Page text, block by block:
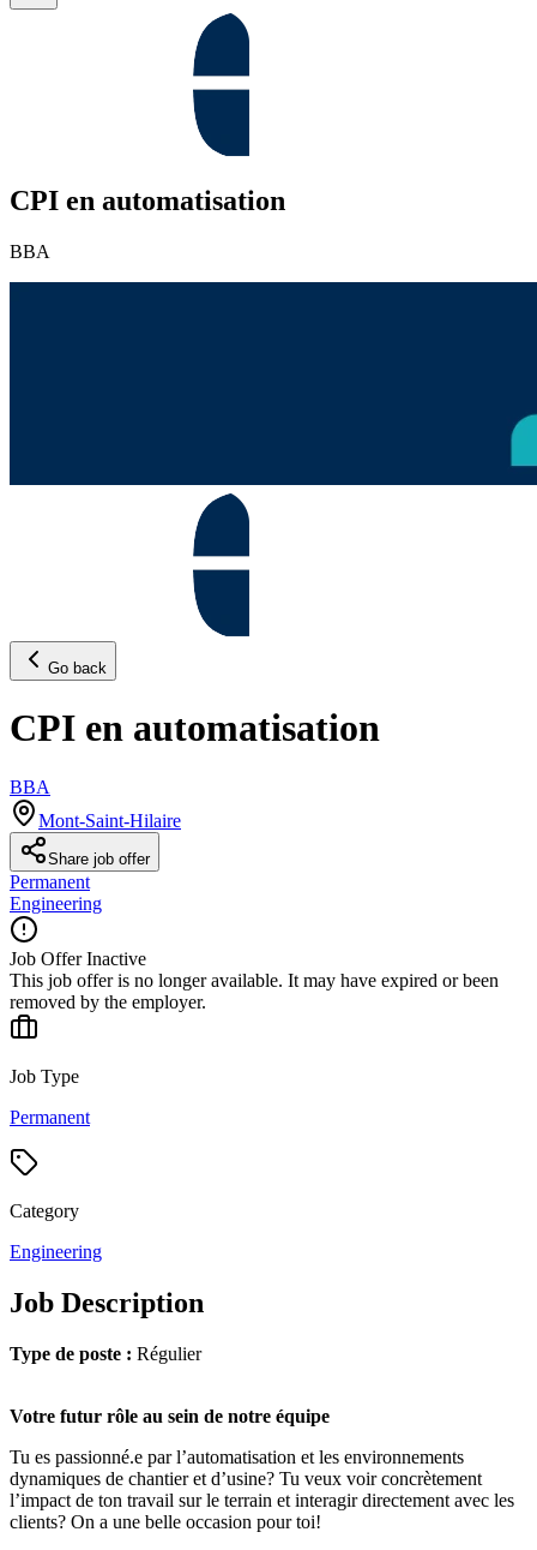
CPI en automatisation
BBA
Go back
CPI en automatisation
BBA
Mont-Saint-Hilaire
Share job offer
Permanent
Engineering
Job Offer Inactive
This job offer is no longer available. It may have expired or been
removed by the employer.
Job Type
Permanent
Category
Engineering
Job Description
Type de poste : Régulier
Votre futur rôle au sein de notre équipe
Tu es passionné.e par l’automatisation et les environnements
dynamiques de chantier et d’usine? Tu veux voir concrètement
l’impact de ton travail sur le terrain et interagir directement avec les
clients? On a une belle occasion pour toi!